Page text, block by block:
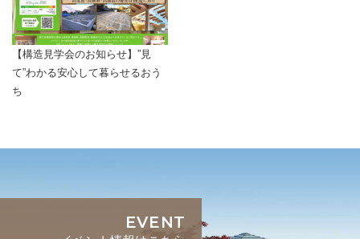
【構造見学会のお知らせ】”見
て”わかる安心して暮らせるおう
ち
EVENT